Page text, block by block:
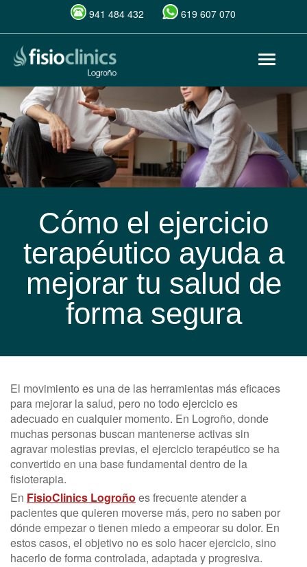
Pasar
contenido
principal
941 484 432 619 607 070
Toggle
Cómo el ejercicio
terapéutico ayuda a
mejorar tu salud de
forma segura
El movimiento es una de las herramientas más eficaces
para mejorar la salud, pero no todo ejercicio es
adecuado en cualquier momento. En Logroño, donde
muchas personas buscan mantenerse activas sin
agravar molestias previas, el ejercicio terapéutico se ha
convertido en una base fundamental dentro de la
fisioterapia.
En FisioClinics Logroño es frecuente atender a
pacientes que quieren moverse más, pero no saben por
dónde empezar o tienen miedo a empeorar su dolor. En
estos casos, el objetivo no es solo hacer ejercicio, sino
hacerlo de forma controlada, adaptada y progresiva.